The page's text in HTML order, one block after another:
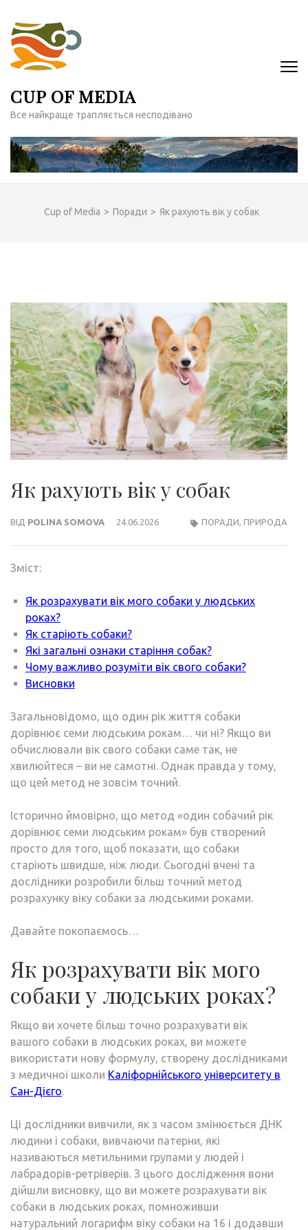
вмісту
(натисніть
Enter)
CUP OF MEDIA
Все найкраще трапляється несподівано
Cup of Media > Поради > Як рахують вік у собак
Як рахують вік у собак
ВІД POLINA SOMOVA 24.06.2026 ПОРАДИ, ПРИРОДА
Зміст:
Як розрахувати вік мого собаки у людських
роках?
Як старіють собаки?
Які загальні ознаки старіння собак?
Чому важливо розуміти вік свого собаки?
Висновки
Загальновідомо, що один рік життя собаки
дорівнює семи людським рокам… чи ні? Якщо ви
обчислювали вік свого собаки саме так, не
хвилюйтеся – ви не самотні. Однак правда у тому,
що цей метод не зовсім точний.
Історично ймовірно, що метод «один собачий рік
дорівнює семи людським рокам» був створений
просто для того, щоб показати, що собаки
старіють швидше, ніж люди. Сьогодні вчені та
дослідники розробили більш точний метод
розрахунку віку собаки за людськими роками.
Давайте покопаємось…
Як розрахувати вік мого
собаки у людських роках?
Якщо ви хочете більш точно розрахувати вік
вашого собаки в людських роках, ви можете
використати нову формулу, створену дослідниками
з медичної школи Каліфорнійського університету в
Сан-Дієго.
Ці дослідники вивчили, як з часом змінюється ДНК
людини і собаки, вивчаючи патерни, які
називаються метильними групами у людей і
лабрадорів-ретріверів. З цього дослідження вони
дійшли висновку, що ви можете розрахувати вік
собаки в людських роках, помноживши
натуральний логарифм віку собаки на 16 і додавши